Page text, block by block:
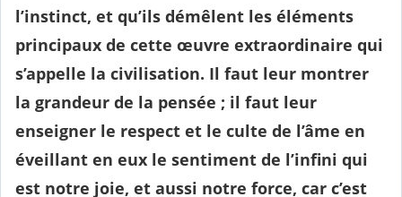
l’instinct, et qu’ils démêlent les éléments
principaux de cette œuvre extraordinaire qui
s’appelle la civilisation. Il faut leur montrer
la grandeur de la pensée ; il faut leur
enseigner le respect et le culte de l’âme en
éveillant en eux le sentiment de l’infini qui
est notre joie, et aussi notre force, car c’est